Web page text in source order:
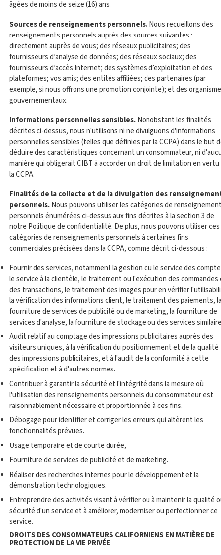
âgées de moins de seize (16) ans.
Sources de renseignements personnels.Nous recueillons des
renseignements personnels auprès des sources suivantes :
directement auprès de vous; des réseaux publicitaires; des
fournisseurs d’analyse de données; des réseaux sociaux; des
fournisseurs d’accès Internet; des systèmes d’exploitation et des
plateformes; vos amis; des entités affiliées; des partenaires (par
exemple, si nous offrons une promotion conjointe); et des
gouvernementaux.
Informations personnelles sensibles.Nonobstant les finalités
décrites ci-dessus, nous n'utilisons ni ne divulguons d'informations
personnelles sensibles (telles que définies par la CCPA) dans le but
déduire des caractéristiques concernant un consommateur, ni
manière qui obligerait CIBT à accorder un droit de limitation en vertu
la CCPA.
Finalités de la collecte et de la divulgation des
personnels.Nous pouvons utiliser les catégories de
personnels énumérées ci-dessus aux fins décrites à la section 3 de
notre Politique de confidentialité. De plus, nous pouvons utiliser ces
catégories de renseignements personnels à certaines fins
commerciales précisées dans la CCPA, comme décrit ci-dessous :
Fournir des services, notamment la gestion ou le service des
le service à la clientèle, le traitement ou l'exécution des commandes
des transactions, le traitement des images pour en vérifier
la vérification des informations client, le traitement des paiements, la
fourniture de services de publicité ou de marketing, la fourniture de
services d'analyse, la fourniture de stockage ou des services
Audit relatif au comptage des impressions publicitaires auprès des
visiteurs uniques, à la vérification du positionnement et de la qualité
des impressions publicitaires, et à l'audit de la conformité à cette
spécification et à d'autres normes.
Contribuer à garantir la sécurité et l'intégrité dans la mesure où
l'utilisation des renseignements personnels du consommateur est
raisonnablement nécessaire et proportionnée à ces fins.
Débogage pour identifier et corriger les erreurs qui altèrent les
fonctionnalités prévues.
Usage temporaire et de courte durée,
Fourniture de services de publicité et de marketing.
Réaliser des recherches internes pour le développement et la
démonstration technologiques.
Entreprendre des activités visant à vérifier ou à maintenir la qualité
sécurité d'un service et à améliorer, moderniser ou perfectionner ce
service.
DROITS DES CONSOMMATEURS CALIFORNIENS EN MATIÈRE DE
PROTECTION DE LA VIE PRIVÉE